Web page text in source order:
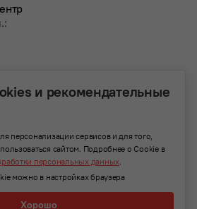
и рекомендательные
персонализации сервисов и для того,
сайтом. Подробнее о Cookie в
персональных данных.
можно в настройках браузера
Хорошо